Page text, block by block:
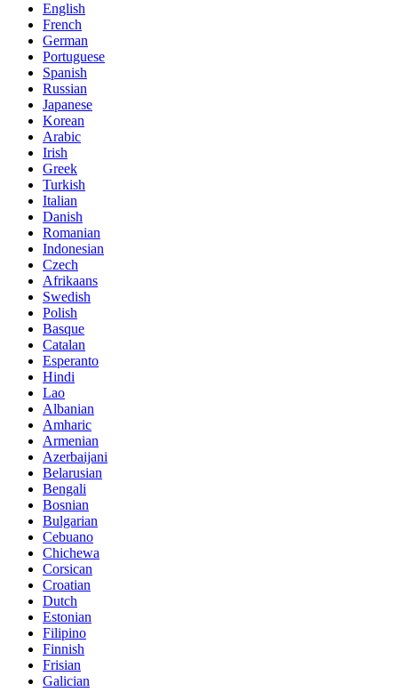
English
French
German
Portuguese
Spanish
Russian
Japanese
Korean
Arabic
Irish
Greek
Turkish
Italian
Danish
Romanian
Indonesian
Czech
Afrikaans
Swedish
Polish
Basque
Catalan
Esperanto
Hindi
Lao
Albanian
Amharic
Armenian
Azerbaijani
Belarusian
Bengali
Bosnian
Bulgarian
Cebuano
Chichewa
Corsican
Croatian
Dutch
Estonian
Filipino
Finnish
Frisian
Galician